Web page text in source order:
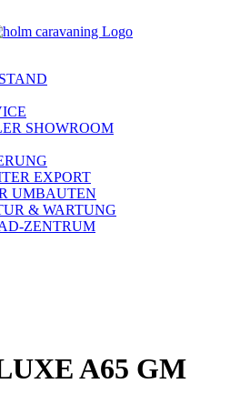
SHOWROOM
EXPORT
UMBAUTEN
& WARTUNG
ZENTRUM
A65 GM